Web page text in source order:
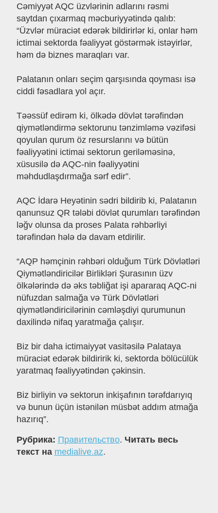
Cəmiyyət AQC üzvlərinin adlarını rəsmi
saytdan çıxarmaq məcburiyyətində qalıb:
“Üzvlər müraciət edərək bildirirlər ki, onlar həm
ictimai sektorda fəaliyyət göstərmək istəyirlər,
həm də biznes maraqları var.
Palatanın onları seçim qarşısında qoyması isə
ciddi fəsadlara yol açır.
Təəssüf edirəm ki, ölkədə dövlət tərəfindən
qiymətləndirmə sektorunu tənzimləmə vəzifəsi
qoyulan qurum öz resurslarını və bütün
fəaliyyətini ictimai sektorun geriləməsinə,
xüsusilə də AQC-nin fəaliyyətini
məhdudlaşdırmağa sərf edir”.
AQC İdarə Heyətinin sədri bildirib ki, Palatanın
qanunsuz QR tələbi dövlət qurumları tərəfindən
ləğv olunsa da proses Palata rəhbərliyi
tərəfindən hələ də davam etdirilir.
“AQP həmçinin rəhbəri olduğum Türk Dövlətləri
Qiymətləndiricilər Birlikləri Şurasının üzv
ölkələrində də əks təbliğat işi apararaq AQC-ni
nüfuzdan salmağa və Türk Dövlətləri
qiymətləndiricilərinin cəmləşdiyi qurumunun
daxilində nifaq yaratmağa çalışır.
Biz bir daha ictimaiyyət vasitəsilə Palataya
müraciət edərək bildiririk ki, sektorda bölücülük
yaratmaq fəaliyyətindən çəkinsin.
Biz birliyin və sektorun inkişafının tərəfdarıyıq
və bunun üçün istənilən müsbət addım atmağa
hazırıq”.
Рубрика: Правительство. Читать весь
текст на medialive.az.